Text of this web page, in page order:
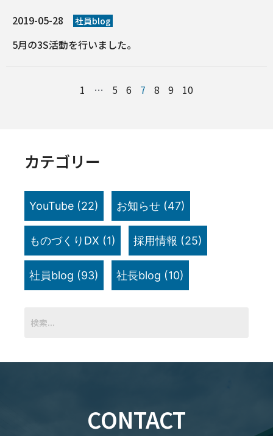
2019-05-28 社員blog
5月の3S活動を行いました。
1 … 5 6 7 8 9 10
カテゴリー
YouTube (22) お知らせ (47)
ものづくりDX (1) 採用情報 (25)
社員blog (93) 社長blog (10)
CONTACT